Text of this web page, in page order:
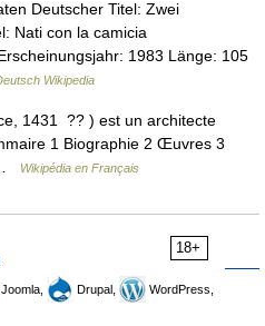
Deutscher Titel: Zwei
Nati con la camicia
1983 Länge: 105
Wikipedia
1431 ?? ) est un architecte
1 Biographie 2 Œuvres 3
Wikipédia en Français
18+
Joomla, Drupal,
WordPress,